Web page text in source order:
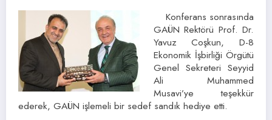
Konferans sonrasında
GAÜN Rektörü Prof. Dr.
Yavuz Coşkun, D-8
Ekonomik İşbirliği Örgütü
Genel Sekreteri Seyyid
Ali Muhammed
Musavi’ye teşekkür
ederek, GAÜN işlemeli bir sedef sandık hediye etti.